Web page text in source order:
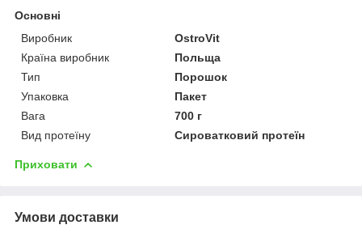
Основні
Виробник
OstroVit
Країна виробник
Польща
Тип
Порошок
Упаковка
Пакет
Вага
700 г
Вид протеїну
Сироватковий протеїн
Приховати
Умови доставки